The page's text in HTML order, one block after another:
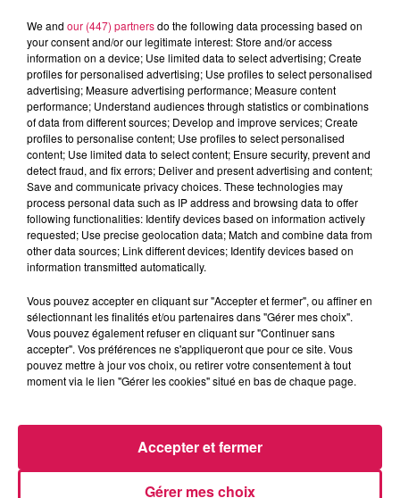
Réveil Canal FM
Angy Mayeux
Le Réveil de Canal FM
0:00 1 min 59 sec
12 novembre 2024 - 1 min 59 sec
12.11.2024 - QUI POUR REPRÉSENTER LA FRANCE
Revivez les meilleurs moments du Réveil de Canal FM
We and our (447) partnersdo the following data processing based on
your consent and/or our legitimate interest: Store and/or access
information on a device; Use limited data to select advertising; Create
profiles for personalised advertising; Use profiles to select personalised
advertising; Measure advertising performance; Measure content
performance; Understand audiences through statistics or combinations
of data from different sources; Develop and improve services; Create
profiles to personalise content; Use profiles to select personalised
content; Use limited data to select content; Ensure security, prevent and
detect fraud, and fix errors; Deliver and present advertising and content;
Save and communicate privacy choices. These technologies may
process personal data such as IP address and browsing data to offer
following functionalities: Identify devices based on information actively
requested; Use precise geolocation data; Match and combine data from
other data sources; Link different devices; Identify devices based on
information transmitted automatically.
Vous pouvez accepter en cliquant sur "Accepter et fermer", ou affiner en
sélectionnant les finalités et/ou partenaires dans "Gérer mes choix".
Vous pouvez également refuser en cliquant sur "Continuer sans
accepter". Vos préférences ne s'appliqueront que pour ce site. Vous
pouvez mettre à jour vos choix, ou retirer votre consentement à tout
moment via le lien "Gérer les cookies" situé en bas de chaque page.
Gérer mes choix
Accepter et fermer